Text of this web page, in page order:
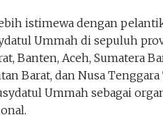
istimewa dengan
Ummah di sepuluh
Banten, Aceh, Sumatera
Barat, dan Nusa
Ummah sebagai